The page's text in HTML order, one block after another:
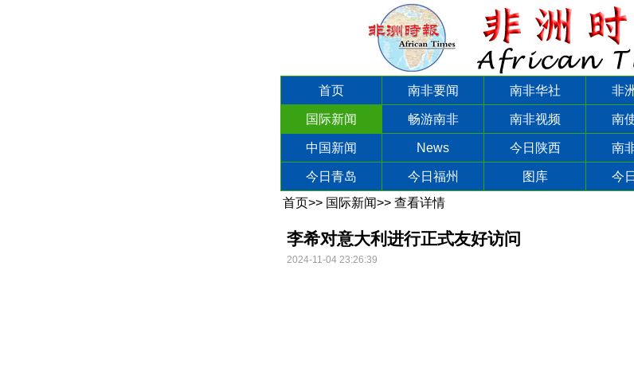
首页 南非要闻 南非华社 非
国际新闻 畅游南非 南非视频 南
中国新闻 News 今日陕西 南
今日青岛 今日福州 图库 今
首页>> 国际新闻>> 查看详情
李希对意大利进行正式友好访问
2024-11-04 23:26:39